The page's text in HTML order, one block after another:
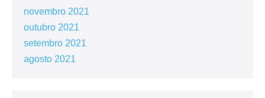
novembro 2021
outubro 2021
setembro 2021
agosto 2021